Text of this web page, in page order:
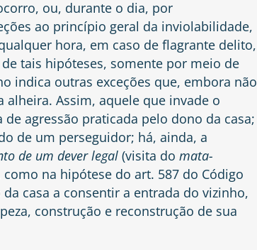
ou, durante o dia, por
ao princípio geral da inviolabilidade,
hora, em caso de flagrante delito,
tais hipóteses, somente por meio de
indica outras exceções que, embora não
Assim, aquele que invade o
agressão praticada pelo dono da casa;
de um perseguidor; há, ainda, a
de um dever legal (visita do mata-
como na hipótese do art. 587 do Código
casa a consentir a entrada do vizinho,
construção e reconstrução de sua